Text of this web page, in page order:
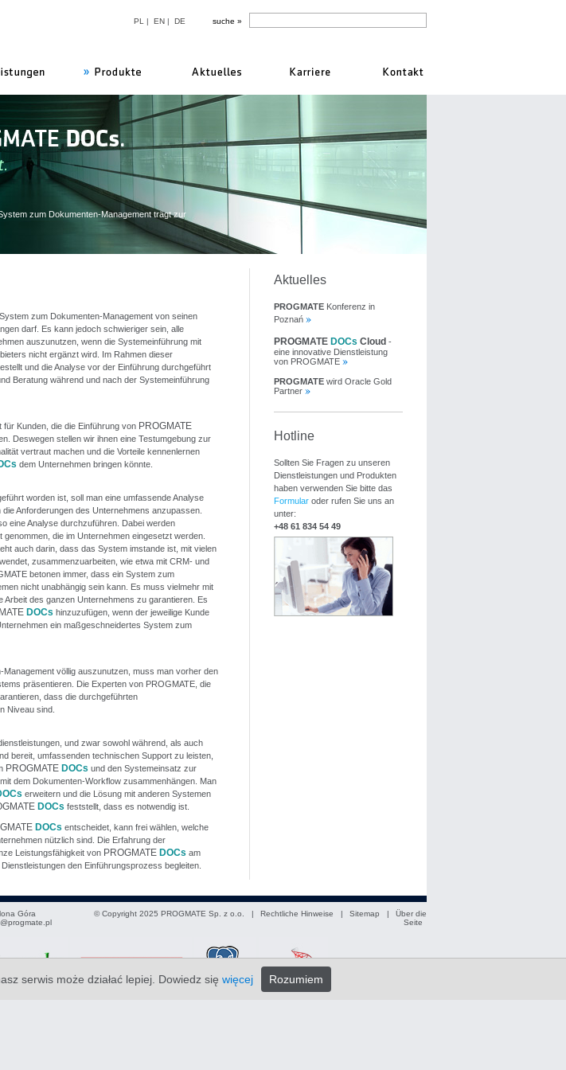
PL | EN| DE
zum Dokumenten-Management trägt zur
zum Dokumenten-Management von seinen
darf. Es kann jedoch schwieriger sein, alle
auszunutzen, wenn die Systemeinführung mit
nicht ergänzt wird. Im Rahmen dieser
und die Analyse vor der Einführung durchgeführt
Beratung während und nach der Systemeinführung
Kunden, die die Einführung von PROGMATE
Deswegen stellen wir ihnen eine Testumgebung zur
vertraut machen und die Vorteile kennenlernen
dem Unternehmen bringen könnte.
worden ist, soll man eine umfassende Analyse
Anforderungen des Unternehmens anzupassen.
eine Analyse durchzuführen. Dabei werden
die im Unternehmen eingesetzt werden.
auch darin, dass das System imstande ist, mit vielen
zusammenzuarbeiten, wie etwa mit CRM- und
betonen immer, dass ein System zum
nicht unabhängig sein kann. Es muss vielmehr mit
Arbeit des ganzen Unternehmens zu garantieren. Es
DOCs hinzuzufügen, wenn der jeweilige Kunde
ein maßgeschneidertes System zum
völlig auszunutzen, muss man vorher den
präsentieren. Die Experten von PROGMATE, die
dass die durchgeführten
Niveau sind.
und zwar sowohl während, als auch
bereit, umfassenden technischen Support zu leisten,
PROGMATE DOCs und den Systemeinsatz zur
dem Dokumenten-Workflow zusammenhängen. Man
erweitern und die Lösung mit anderen Systemen
DOCs feststellt, dass es notwendig ist.
DOCs entscheidet, kann frei wählen, welche
nützlich sind. Die Erfahrung der
Leistungsfähigkeit von PROGMATE DOCs am
den Einführungsprozess begleiten.
Aktuelles
PROGMATE Konferenz in
Poznań
PROGMATE DOCs Cloud -
eine innovative Dienstleistung
von PROGMATE
PROGMATE wird Oracle Gold
Partner
Hotline
Sollten Sie Fragen zu unseren
Dienstleistungen und Produkten
haben verwenden Sie bitte das
Formularoder rufen Sie uns an
unter:
+48 61 834 54 49
© Copyright 2025 PROGMATE Sp. z o.o. | Rechtliche Hinweise | Sitemap |
Über die
Seite
Góra
serwis może działać lepiej. Dowiedz się więcej Rozumiem